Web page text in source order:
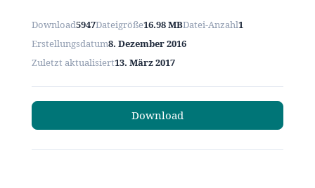
Download5947Dateigröße16.98 MBDatei-Anzahl1
Erstellungsdatum8. Dezember 2016
Zuletzt aktualisiert13. März 2017
Download